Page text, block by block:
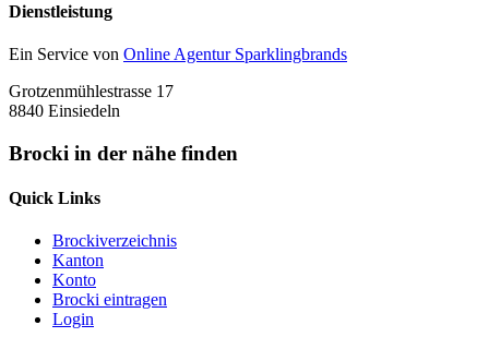
Dienstleistung
Ein Service von Online Agentur Sparklingbrands
Grotzenmühlestrasse 17
8840 Einsiedeln
Brocki in der nähe finden
Quick Links
Brockiverzeichnis
Kanton
Konto
Brocki eintragen
Login